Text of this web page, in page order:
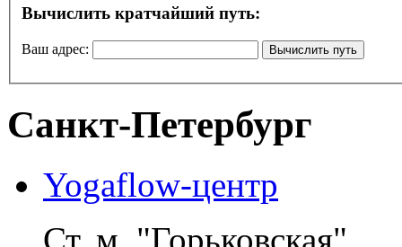
Вычислить кратчайший путь:
Ваш адрес:
Санкт-Петербург
Yogaflow-центр
Ст. м. "Горьковская"